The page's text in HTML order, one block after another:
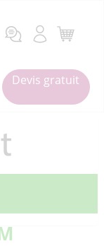
Devis gratuit